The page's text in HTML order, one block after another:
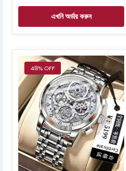
এখনি অর্ডার করুন
48% OFF